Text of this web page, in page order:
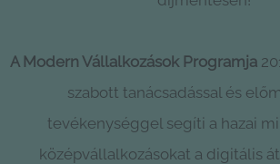
A Modern Vállalkozások Programja
szabott tanácsadással és
tevékenységgel segíti a hazai
középvállalkozásokat a digitális